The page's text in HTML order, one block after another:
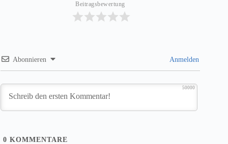
Beitragsbewertung
Abonnieren Anmelden
50000
0 KOMMENTARE